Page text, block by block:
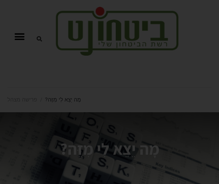
מָה יֵצֵא לִי מִזֶּה?
מָה יֵצֵא לִי מִזֶּה?